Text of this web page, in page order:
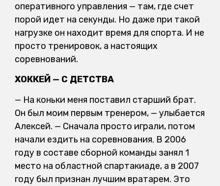
оперативного управления — там, где счет
порой идет на секунды. Но даже при такой
нагрузке он находит время для спорта. И не
просто тренировок, а настоящих
соревнований.
ХОККЕЙ — С ДЕТСТВА
— На коньки меня поставил старший брат.
Он был моим первым тренером, — улыбается
Алексей. — Сначала просто играли, потом
начали ездить на соревнования. В 2006
году в составе сборной команды занял 1
место на областной спартакиаде, а в 2007
году был признан лучшим вратарем. Это